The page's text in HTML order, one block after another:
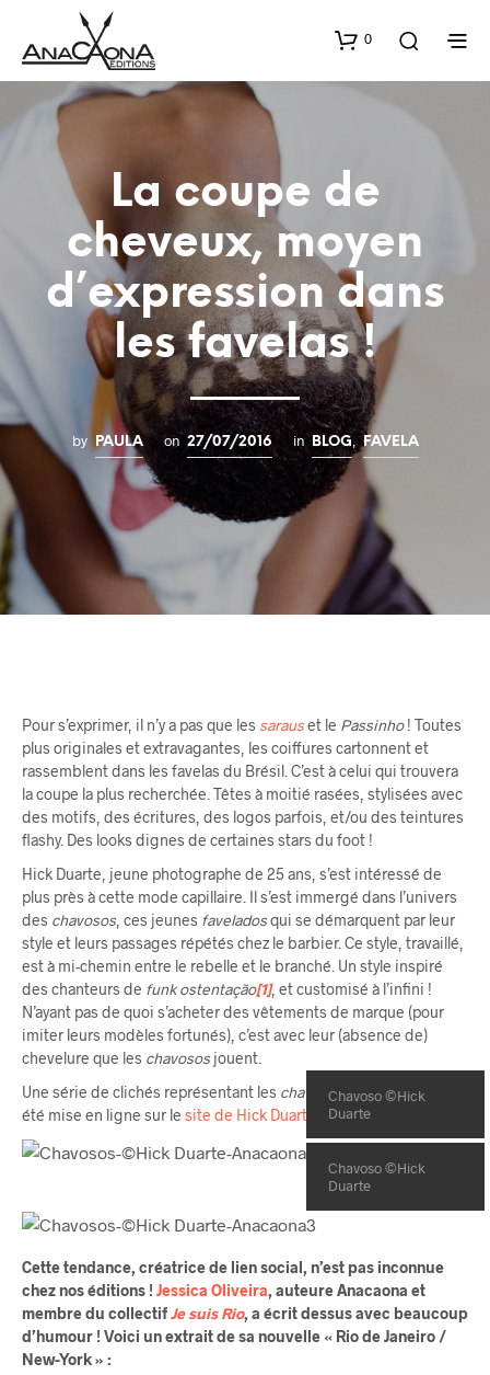
0
La coupe de
cheveux, moyen
d’expression dans
les favelas !
by PAULA on 27/07/2016 in BLOG , FAVELA
Pour s’exprimer, il n’y a pas que les sarauset le Passinho! Toutes
plus originales et extravagantes, les coiffures cartonnent et
rassemblent dans les favelas du Brésil. C’est à celui qui trouvera
la coupe la plus recherchée. Têtes à moitié rasées, stylisées avec
des motifs, des écritures, des logos parfois, et/ou des teintures
flashy. Des looks dignes de certaines stars du foot !
Hick Duarte, jeune photographe de 25 ans, s’est intéressé de
plus près à cette mode capillaire. Il s’est immergé dans l’univers
des chavosos , ces jeunes faveladosqui se démarquent par leur
style et leurs passages répétés chez le barbier. Ce style, travaillé,
est à mi-chemin entre le rebelle et le branché. Un style inspiré
des chanteurs de funk ostentação[1], et customisé à l’infini !
N’ayant pas de quoi s’acheter des vêtements de marque (pour
imiter leurs modèles fortunés), c’est avec leur (absence de)
chevelure que les chavosos jouent.
Une série de clichés représentant les chavososde São Paulo a
été mise en ligne sur le site de Hick Duarte
Chavoso ©Hick
Duarte
Chavoso ©Hick
Duarte
Cette tendance, créatrice de lien social, n’est pas inconnue
chez nos éditions ! Jessica Oliveira, auteure Anacaona et
membre du collectifJe suis Rio, a écrit dessus avec beaucoup
d’humour ! Voici un extrait de sa nouvelle « Rio de Janeiro /
New-York » :